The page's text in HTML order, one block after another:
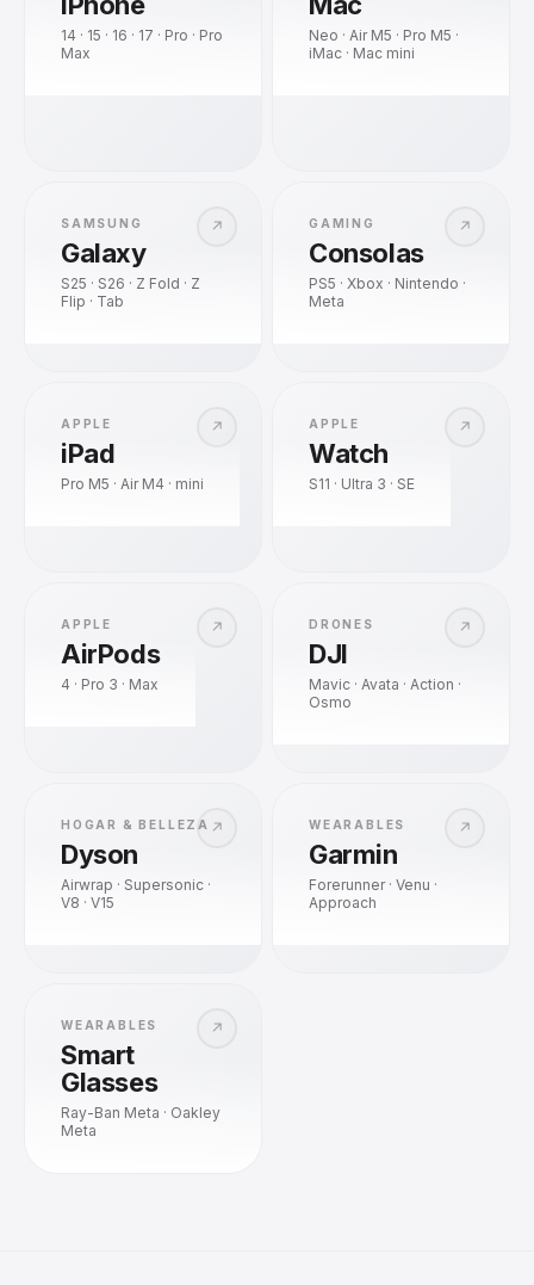
14 · 15 · 16 · 17 · Pro · Pro
Max
Neo · Air M5 · Pro M5 ·
iMac · Mac mini
↗
SAMSUNG
Galaxy
S25 · S26 · Z Fold · Z
Flip · Tab
↗
GAMING
Consolas
PS5 · Xbox · Nintendo ·
Meta
↗
APPLE
iPad
Pro M5 · Air M4 · mini
↗
APPLE
Watch
S11 · Ultra 3 · SE
↗
APPLE
AirPods
4 · Pro 3 · Max
↗
DRONES
DJI
Mavic · Avata · Action ·
Osmo
↗
HOGAR & BELLEZA
Dyson
Airwrap · Supersonic ·
V8 · V15
↗
WEARABLES
Garmin
Forerunner · Venu ·
Approach
↗
WEARABLES
Smart
Glasses
Ray-Ban Meta · Oakley
Meta